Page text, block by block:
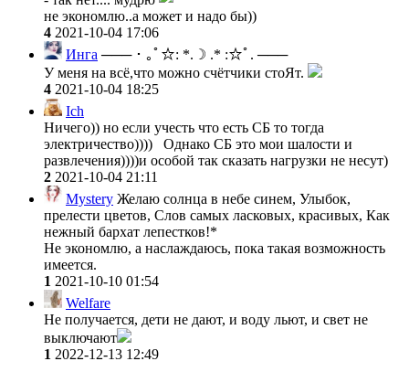
не экономлю..а может и надо бы))
4 2021-10-04 17:06
Инга ─── ･ ｡ﾟ☆: *.☽ .* :☆ﾟ. ───
У меня на всё,что можно счётчики стоЯт.
4 2021-10-04 18:25
Ich
Ничего)) но если учесть что есть СБ то тогда
электричество)))) Однако СБ это мои шалости и
развлечения))))и особой так сказать нагрузки не несут)
2 2021-10-04 21:11
Mystery Желаю солнца в небе синем, Улыбок,
прелести цветов, Слов самых ласковых, красивых, Как
нежный бархат лепестков!*
Не экономлю, а наслаждаюсь, пока такая возможность
имеется.
1 2021-10-10 01:54
Welfare
Не получается, дети не дают, и воду льют, и свет не
выключают
1 2022-12-13 12:49